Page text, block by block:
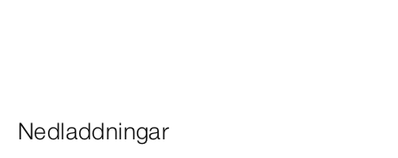
Nedladdningar